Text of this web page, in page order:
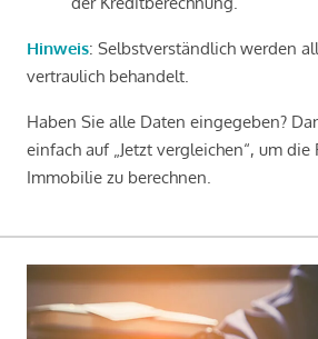
Hinweis: Selbstverständlich werden
vertraulich behandelt.
Haben Sie alle Daten eingegeben?
einfach auf „Jetzt vergleichen“, um
Immobilie zu berechnen.